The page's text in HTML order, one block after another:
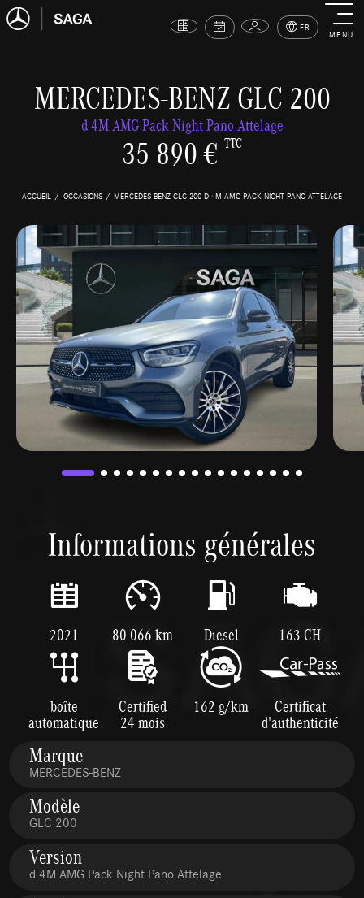
FR
MENU
MERCEDES-BENZ GLC 200
d 4M AMG Pack Night Pano Attelage
35 890 € TTC
ACCUEIL OCCASIONS MERCEDES-BENZ GLC 200 D 4M AMG PACK NIGHT PANO ATTELAGE
Informations générales
2021 80 066 km Diesel 163 CH
boîte
automatique
Certified
24 mois
162 g/km Certificat
d'authenticité
Marque
MERCEDES-BENZ
Modèle
GLC 200
Version
d 4M AMG Pack Night Pano Attelage